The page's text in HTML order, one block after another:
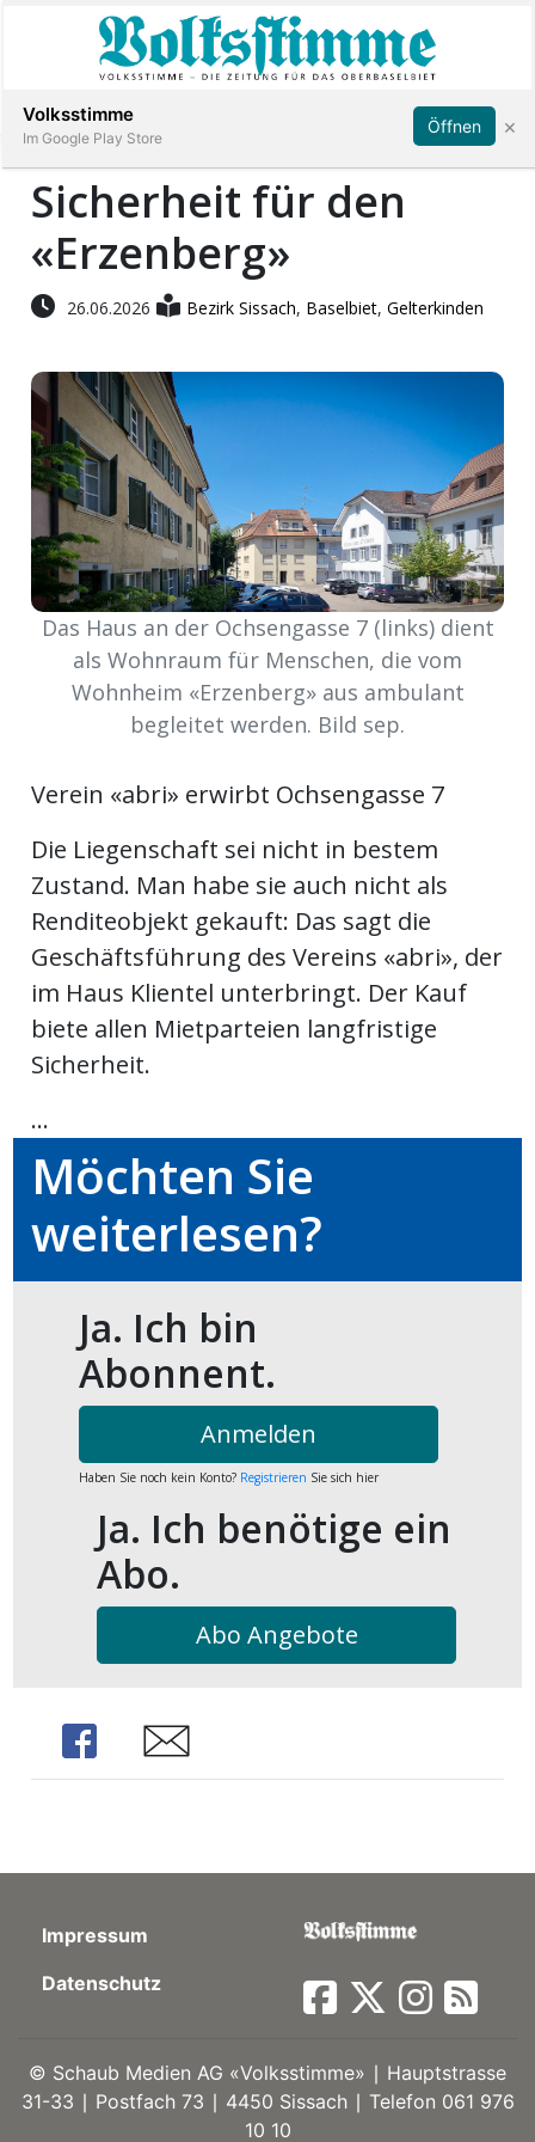
Immobilien
Veranstaltungen
Stellen
E-
Paper
App
Abonnieren Anmelden
Sicherheit für den
«Erzenberg»
26.06.2026 Bezirk Sissach, Baselbiet,Gelterkinden
Das Haus an der Ochsengasse 7 (links) dient
als Wohnraum für Menschen, die vom
Wohnheim «Erzenberg» aus ambulant
begleitet werden. Bild sep.
Verein «abri» erwirbt Ochsengasse 7
Die Liegenschaft sei nicht in bestem
Zustand. Man habe sie auch nicht als
Renditeobjekt gekauft: Das sagt die
Geschäftsführung des Vereins «abri», der
im Haus Klientel unterbringt. Der Kauf
biete allen Mietparteien langfristige
Sicherheit.
...
Möchten Sie
weiterlesen?
Ja. Ich bin
Abonnent.
Anmelden
Haben Sie noch kein Konto? Registrieren Sie sich hier
Ja. Ich benötige ein
Abo.
Abo Angebote
Share Share
Impressum
Datenschutz
© Schaub Medien AG «Volksstimme» ∣ Hauptstrasse
31-33 ∣ Postfach 73 ∣ 4450 Sissach ∣ Telefon 061 976
10 10
Volksstimme
Im Google Play Store
Öffnen ×